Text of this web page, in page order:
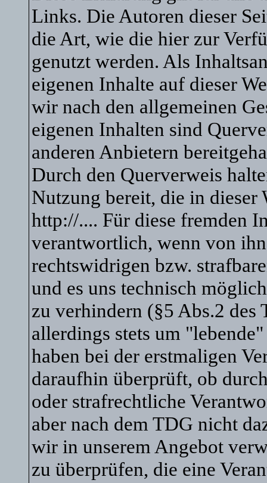
Links. Die Autoren dieser
die Art, wie die hier zur
genutzt werden. Als
eigenen Inhalte auf dieser
wir nach den allgemeinen
eigenen Inhalten sind
anderen Anbietern
Durch den Querverweis
Nutzung bereit, die in dieser
http://.... Für diese fremden
verantwortlich, wenn von
rechtswidrigen bzw.
und es uns technisch
zu verhindern (§5 Abs.2
allerdings stets um
haben bei der erstmaligen
daraufhin überprüft, ob
oder strafrechtliche
aber nach dem TDG nicht
wir in unserem Angebot
zu überprüfen, die eine